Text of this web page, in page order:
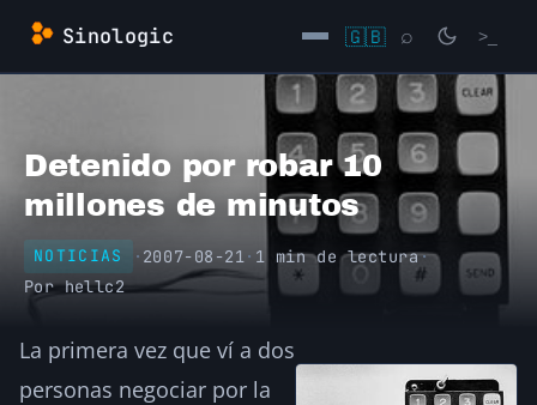
Saltar
contenido
Sinologic 🇬🇧 ⌕ >_
→
Detenido por robar 10
millones de minutos
NOTICIAS · 2007-08-21 · 1 min de lectura·
Porhellc2
La primera vez que ví a dos
personas negociar por la